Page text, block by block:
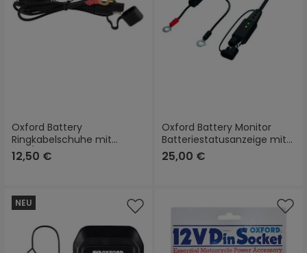
Oxford Battery
Ringkabelschuhe mit
USA/SAE-Stecker
12,50 €
Oxford Battery Monitor
Batteriestatusanzeige mit
LED
25,00 €
NEU